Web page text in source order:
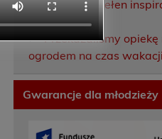
Weekend pełen
doświadczeń!
Przekazaliśmy
ogrodem na czas wakacji
Gwarancje dla młodzieży